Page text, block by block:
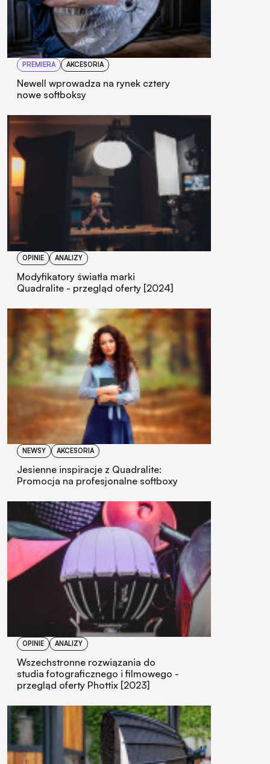
PREMIERA AKCESORIA
Newell wprowadza na rynek cztery
nowe softboksy
OPINIE ANALIZY
Modyfikatory światła marki
Quadralite - przegląd oferty [2024]
NEWSY AKCESORIA
Jesienne inspiracje z Quadralite:
Promocja na profesjonalne softboxy
OPINIE ANALIZY
Wszechstronne rozwiązania do
studia fotograficznego i filmowego -
przegląd oferty Phottix [2023]